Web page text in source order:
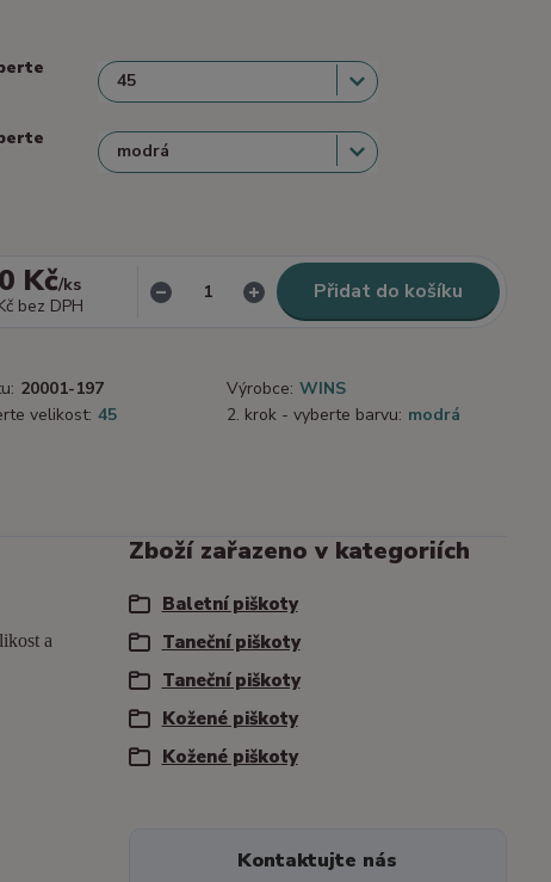
Kč/ks
bez DPH
Přidat do košíku
20001-197 Výrobce: WINS
velikost: 45 2. krok - vyberte barvu: modrá
a
Zboží zařazeno v kategoriích
Baletní piškoty
Taneční piškoty
Taneční piškoty
Kožené piškoty
Kožené piškoty
Kontaktujte nás